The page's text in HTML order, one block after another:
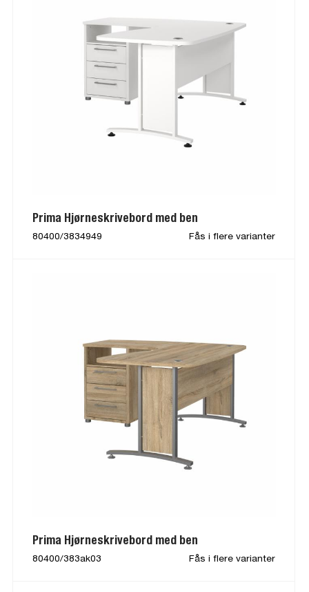
Prima Hjørneskrivebord med ben
80400/3834949 Fås i flere varianter
Prima Hjørneskrivebord med ben
80400/383ak03 Fås i flere varianter